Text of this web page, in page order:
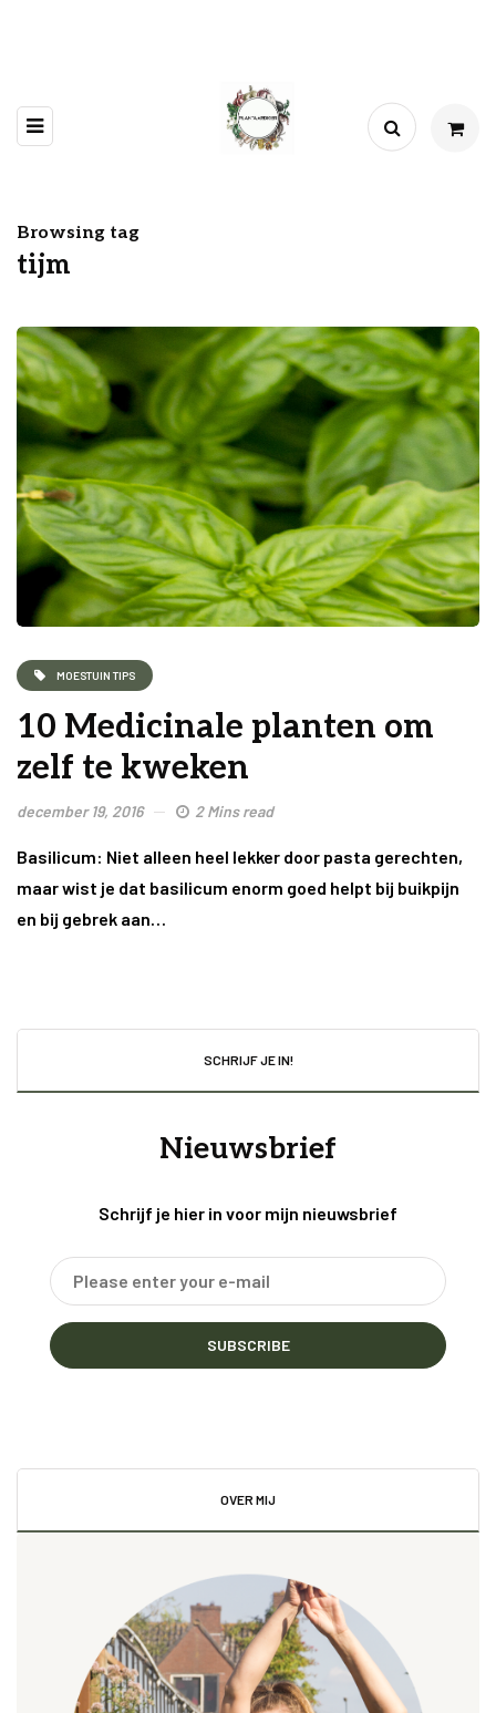
Browsing tag
tijm
MOESTUIN TIPS
10 Medicinale planten om
zelf te kweken
december 19, 2016 2 Mins read
Basilicum: Niet alleen heel lekker door pasta gerechten,
maar wist je dat basilicum enorm goed helpt bij buikpijn
en bij gebrek aan…
SCHRIJF JE IN!
Nieuwsbrief
Schrijf je hier in voor mijn nieuwsbrief
SUBSCRIBE
OVER MIJ